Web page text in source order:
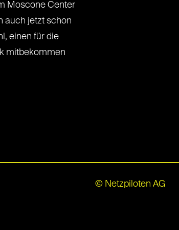
Moscone Center
auch jetzt schon
einen für die
mitbekommen
© Netzpiloten AG